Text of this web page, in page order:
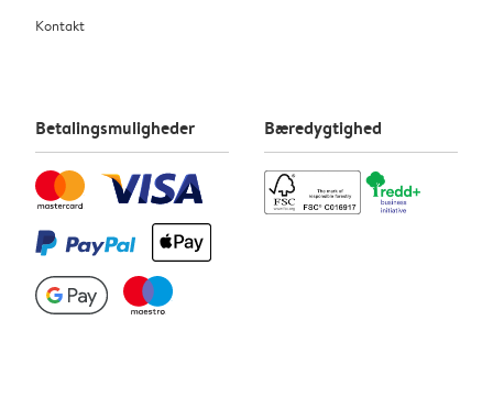
Kontakt
Betalingsmuligheder Bæredygtighed